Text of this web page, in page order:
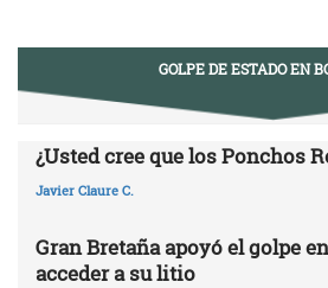
GOLPE DE ESTADO EN
¿Usted cree que los Ponchos
Javier Claure C.
Gran Bretaña apoyó el golpe
acceder a su litio